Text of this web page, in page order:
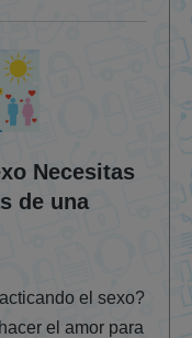
Necesitas
de una
el sexo?
el amor para